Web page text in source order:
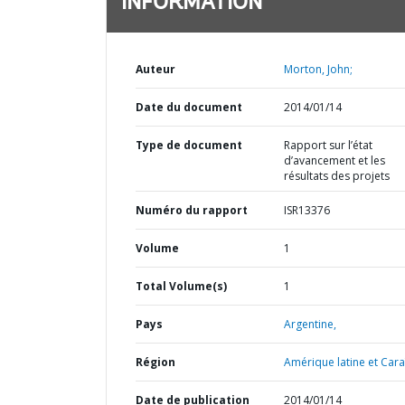
Auteur Morton, John;
Date du document 2014/01/14
Type de document
Rapport sur l’état
d’avancement et les
résultats des projets
Numéro du rapport ISR13376
Volume 1
Total Volume(s) 1
Pays Argentine,
Région Amérique latine et
Date de publication 2014/01/14